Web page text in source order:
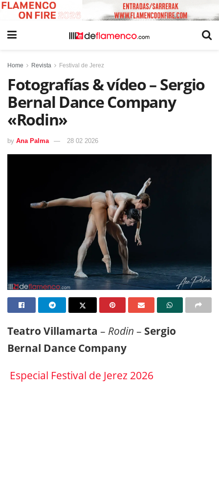
Home Revista Festival de Jerez
Fotografías & vídeo – Sergio
Bernal Dance Company
«Rodin»
by Ana Palma 28 02 2026
Teatro Villamarta – Rodin – Sergio
Bernal Dance Company
Especial Festival de Jerez 2026